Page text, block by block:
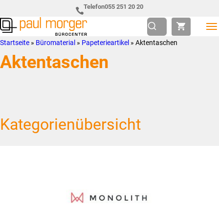
Hauptnavigation
springen
to
main
content
Telefon055 251 20 20
Paul
Morger
AG
so
individuell
wie
Startseite » Büromaterial » Papeterieartikel » Aktentaschen
Aktentaschen
Kategorienübersicht